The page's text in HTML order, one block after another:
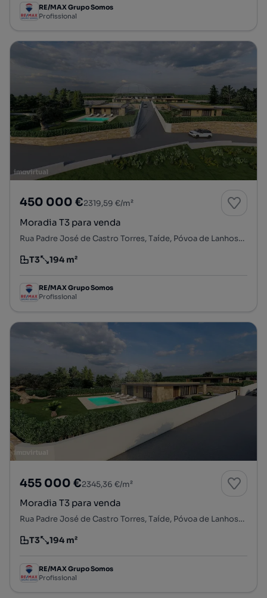
RE/MAX Grupo Somos
Profissional
450 000 €2319,59 €/m²
Moradia T3 para venda
Rua Padre José de Castro Torres, Taíde, Póvoa de Lanhoso, Braga
Tipologia
T3
Preço por metro quadrado
194 m²
RE/MAX Grupo Somos
Profissional
455 000 €2345,36 €/m²
Moradia T3 para venda
Rua Padre José de Castro Torres, Taíde, Póvoa de Lanhoso, Braga
Tipologia
T3
Preço por metro quadrado
194 m²
RE/MAX Grupo Somos
Profissional